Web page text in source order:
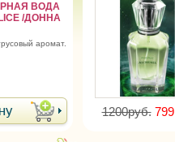
ВОДА
/ДОННА
аромат.
1200руб.